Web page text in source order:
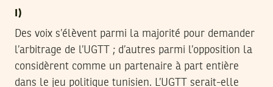
I)
Des voix s’élèvent parmi la majorité pour demander
l’arbitrage de l’UGTT ; d’autres parmi l’opposition la
considèrent comme un partenaire à part entière
dans le jeu politique tunisien. L’UGTT serait-elle